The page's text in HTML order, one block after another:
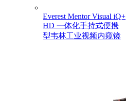
Everest Mentor Visual iQ+
HD 一体化手持式便携
型韦林工业视频内窥镜